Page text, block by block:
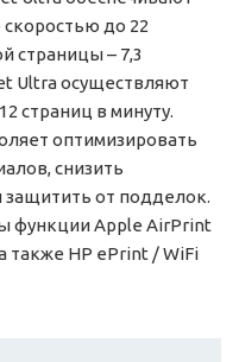
до 22
страницы – 7,3
Ultra осуществляют
страниц в минуту.
оптимизировать
снизить
защитить от подделок.
функции Apple AirPrint
также HP ePrint / WiFi